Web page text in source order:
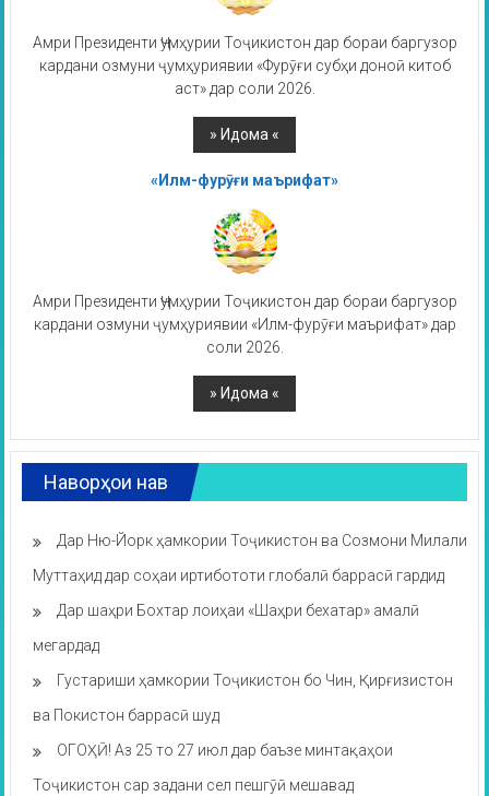
Амри Президенти Ҷумҳурии Тоҷикистон дар бораи баргузор
кардани озмуни ҷумҳуриявии «Фурӯғи субҳи доноӣ китоб
аст» дар соли 2026.
«Илм-фурӯғи маърифат»
Амри Президенти Ҷумҳурии Тоҷикистон дар бораи баргузор
кардани озмуни ҷумҳуриявии «Илм-фурӯғи маърифат» дар
соли 2026.
Наворҳои нав
Дар Ню-Йорк ҳамкории Тоҷикистон ва Созмони Милали
Муттаҳид дар соҳаи иртибототи глобалӣ баррасӣ гардид
Дар шаҳри Бохтар лоиҳаи «Шаҳри бехатар» амалӣ
мегардад
Густариши ҳамкории Тоҷикистон бо Чин, Қирғизистон
ва Покистон баррасӣ шуд
ОГОҲӢ! Аз 25 то 27 июл дар баъзе минтақаҳои
Тоҷикистон сар задани сел пешгӯӣ мешавад